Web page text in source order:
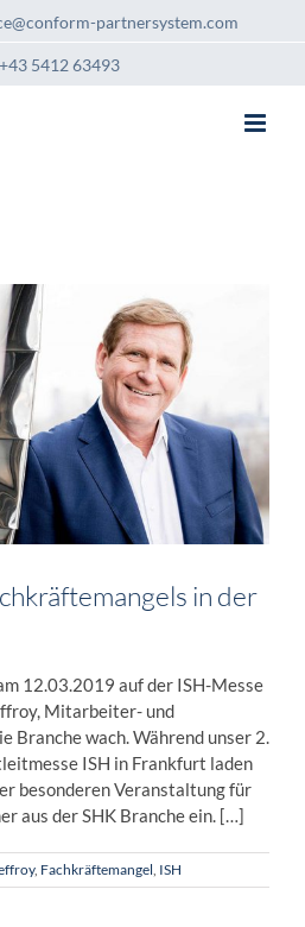
partnersystem.com
+43 5412 63493
Fachkräftemangels in
Branche
in der
12.03.2019 auf der ISH-Messe
Mitarbeiter- und
Branche wach. Während unser 2.
ISH in Frankfurt laden
besonderen Veranstaltung für
aus der SHK Branche ein. […]
, Fachkräftemangel ISH